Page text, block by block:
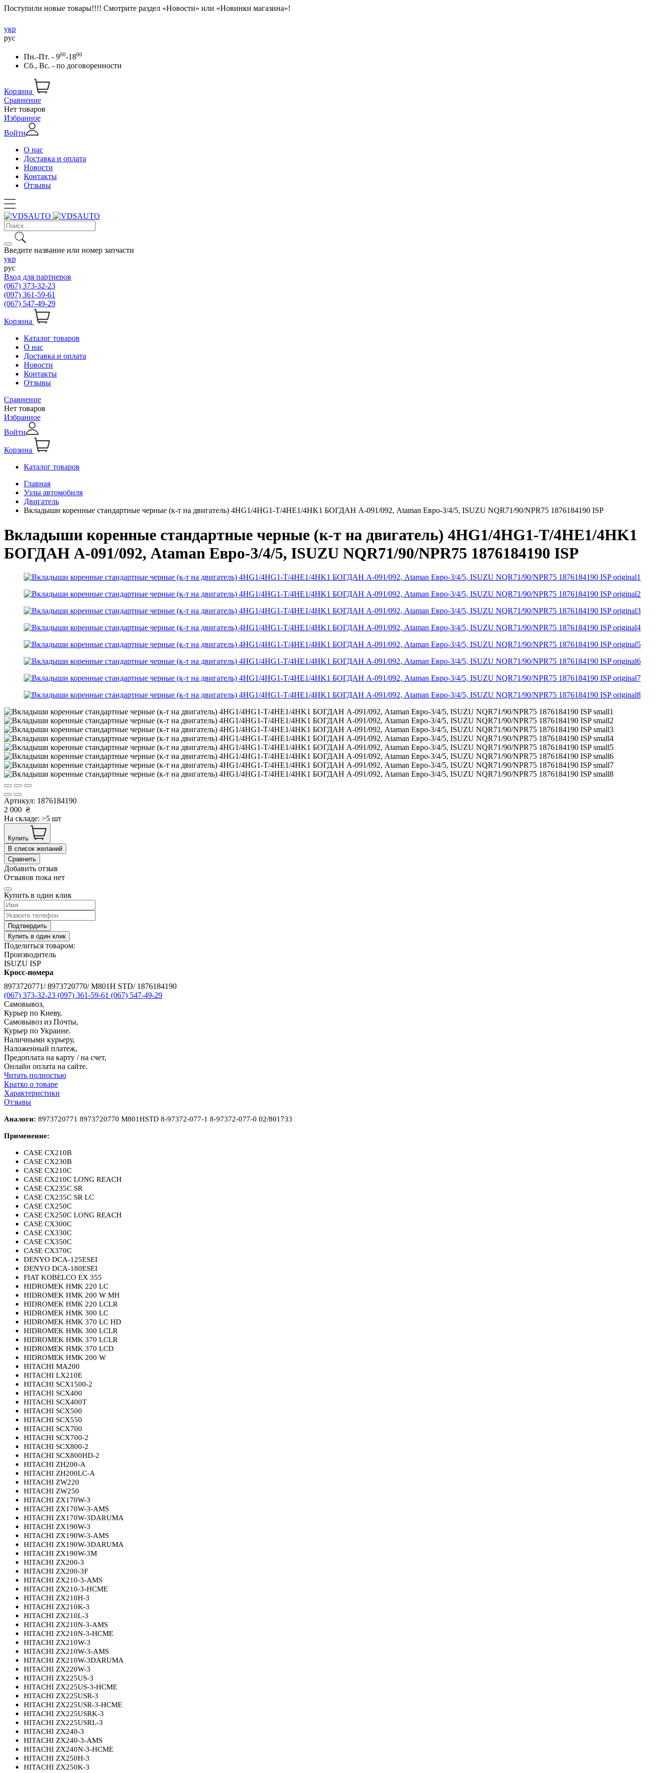
Поступили новые товары!!!! Смотрите раздел «Новости» или «Новинки магазина»!
укр
рус
Пн.-Пт. - 900-1800
Сб., Вс. - по договоренности
Корзина
Сравнение
Нет товаров
Избранное
Войти
О нас
Доставка и оплата
Новости
Контакты
Отзывы
Введите название или номер запчасти
укр
рус
Вход для партнеров
(067) 373-32-23
(097) 361-59-61
(067) 547-49-29
Корзина
Каталог товаров
О нас
Доставка и оплата
Новости
Контакты
Отзывы
Сравнение
Нет товаров
Избранное
Войти
Корзина
Каталог товаров
Главная
Узлы автомобиля
Двигатель
Вкладыши коренные стандартные черные (к-т на двигатель) 4HG1/4HG1-T/4HE1/4HK1 БОГДАН А-091/092, Ataman Евро-3/4/5, ISUZU NQR71/90/NPR75 1876184190 ISP
Вкладыши коренные стандартные черные (к-т на двигатель) 4HG1/4HG1-T/4HE1/4HK1
БОГДАН А-091/092, Ataman Евро-3/4/5, ISUZU NQR71/90/NPR75 1876184190 ISP
Артикул: 1876184190
2 000 ₴
На складе: >5 шт
Купить
В список желаний
Сравнить
Добавить отзыв
Отзывов пока нет
Купить в один клик
Подтвердить
Купить в один клик
Поделиться товаром:
Производитель
ISUZU ISP
Кросс-номера
8973720771/ 8973720770/ M801H STD/ 1876184190
(067) 373-32-23 (097) 361-59-61 (067) 547-49-29
Самовывоз,
Курьер по Киеву,
Самовывоз из Почты,
Курьер по Украине.
Наличными курьеру,
Наложенный платеж,
Предоплата на карту / на счет,
Онлайн оплата на сайте.
Читать полностью
Кратко о товаре
Характеристики
Отзывы
Аналоги: 8973720771 8973720770 M801HSTD 8-97372-077-1 8-97372-077-0 02/801733
Применение:
CASE CX210B
CASE CX230B
CASE CX210C
CASE CX210C LONG REACH
CASE CX235C SR
CASE CX235C SR LC
CASE CX250C
CASE CX250C LONG REACH
CASE CX300C
CASE CX330C
CASE CX350C
CASE CX370C
DENYO DCA-125ESEI
DENYO DCA-180ESEI
FIAT KOBELCO EX 355
HIDROMEK HMK 220 LC
HIDROMEK HMK 200 W MH
HIDROMEK HMK 220 LCLR
HIDROMEK HMK 300 LC
HIDROMEK HMK 370 LC HD
HIDROMEK HMK 300 LCLR
HIDROMEK HMK 370 LCLR
HIDROMEK HMK 370 LCD
HIDROMEK HMK 200 W
HITACHI MA200
HITACHI LX210E
HITACHI SCX1500-2
HITACHI SCX400
HITACHI SCX400T
HITACHI SCX500
HITACHI SCX550
HITACHI SCX700
HITACHI SCX700-2
HITACHI SCX800-2
HITACHI SCX800HD-2
HITACHI ZH200-A
HITACHI ZH200LC-A
HITACHI ZW220
HITACHI ZW250
HITACHI ZX170W-3
HITACHI ZX170W-3-AMS
HITACHI ZX170W-3DARUMA
HITACHI ZX190W-3
HITACHI ZX190W-3-AMS
HITACHI ZX190W-3DARUMA
HITACHI ZX190W-3M
HITACHI ZX200-3
HITACHI ZX200-3F
HITACHI ZX210-3-AMS
HITACHI ZX210-3-HCME
HITACHI ZX210H-3
HITACHI ZX210K-3
HITACHI ZX210L-3
HITACHI ZX210N-3-AMS
HITACHI ZX210N-3-HCME
HITACHI ZX210W-3
HITACHI ZX210W-3-AMS
HITACHI ZX210W-3DARUMA
HITACHI ZX220W-3
HITACHI ZX225US-3
HITACHI ZX225US-3-HCME
HITACHI ZX225USR-3
HITACHI ZX225USR-3-HCME
HITACHI ZX225USRK-3
HITACHI ZX225USRL-3
HITACHI ZX240-3
HITACHI ZX240-3-AMS
HITACHI ZX240N-3-HCME
HITACHI ZX250H-3
HITACHI ZX250K-3